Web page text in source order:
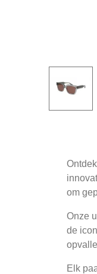
om
Onze
de
Elk